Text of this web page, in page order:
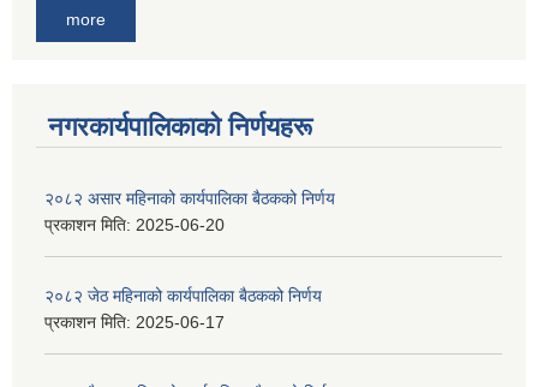
more
नगरकार्यपालिकाकाे निर्णयहरू
२०८२ असार महिनाको कार्यपालिका बैठकको निर्णय
प्रकाशन मिति: 2025-06-20
२०८२ जेठ महिनाको कार्यपालिका बैठकको निर्णय
प्रकाशन मिति: 2025-06-17